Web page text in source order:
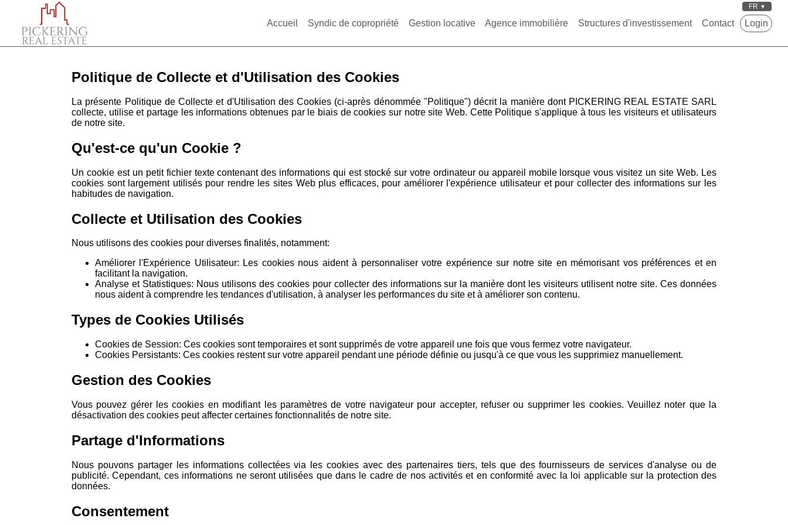
FR
Accueil Syndic de copropriété Gestion locative Agence immobilière Structures d'investissement Contact Login
Politique de Collecte et d'Utilisation des Cookies
La présente Politique de Collecte et d'Utilisation des Cookies (ci-après dénommée "Politique") décrit la manière dont PICKERING REAL ESTATE SARL
collecte, utilise et partage les informations obtenues par le biais de cookies sur notre site Web. Cette Politique s'applique à tous les visiteurs et utilisateurs
de notre site.
Qu'est-ce qu'un Cookie ?
Un cookie est un petit fichier texte contenant des informations qui est stocké sur votre ordinateur ou appareil mobile lorsque vous visitez un site Web. Les
cookies sont largement utilisés pour rendre les sites Web plus efficaces, pour améliorer l'expérience utilisateur et pour collecter des informations sur les
habitudes de navigation.
Collecte et Utilisation des Cookies
Nous utilisons des cookies pour diverses finalités, notamment:
Améliorer l'Expérience Utilisateur: Les cookies nous aident à personnaliser votre expérience sur notre site en mémorisant vos préférences et en
facilitant la navigation.
Analyse et Statistiques: Nous utilisons des cookies pour collecter des informations sur la manière dont les visiteurs utilisent notre site. Ces données
nous aident à comprendre les tendances d'utilisation, à analyser les performances du site et à améliorer son contenu.
Types de Cookies Utilisés
Cookies de Session: Ces cookies sont temporaires et sont supprimés de votre appareil une fois que vous fermez votre navigateur.
Cookies Persistants: Ces cookies restent sur votre appareil pendant une période définie ou jusqu'à ce que vous les supprimiez manuellement.
Gestion des Cookies
Vous pouvez gérer les cookies en modifiant les paramètres de votre navigateur pour accepter, refuser ou supprimer les cookies. Veuillez noter que la
désactivation des cookies peut affecter certaines fonctionnalités de notre site.
Partage d'Informations
Nous pouvons partager les informations collectées via les cookies avec des partenaires tiers, tels que des fournisseurs de services d'analyse ou de
publicité. Cependant, ces informations ne seront utilisées que dans le cadre de nos activités et en conformité avec la loi applicable sur la protection des
données.
Consentement